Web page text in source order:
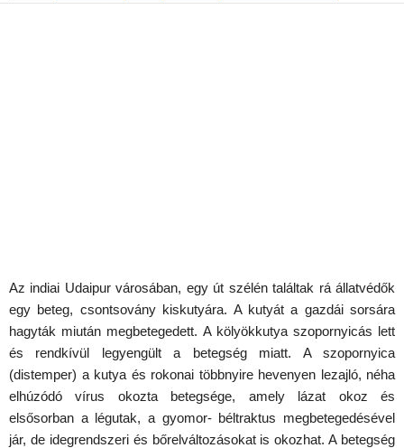
Az indiai Udaipur városában, egy út szélén találtak rá állatvédők
egy beteg, csontsovány kiskutyára. A kutyát a gazdái sorsára
hagyták miután megbetegedett. A kölyökkutya szopornyicás lett
és rendkívül legyengült a betegség miatt. A szopornyica
(distemper) a kutya és rokonai többnyire hevenyen lezajló, néha
elhúzódó vírus okozta betegsége, amely lázat okoz és
elsősorban a légutak, a gyomor- béltraktus megbetegedésével
jár, de idegrendszeri és bőrelváltozásokat is okozhat. A betegség